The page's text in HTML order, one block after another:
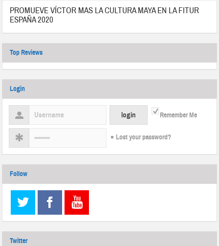
PROMUEVE VÍCTOR MAS LA CULTURA MAYA EN LA FITUR
ESPAÑA 2020
Top Reviews
Login
Remember Me
Lost your password?
Follow
Twitter